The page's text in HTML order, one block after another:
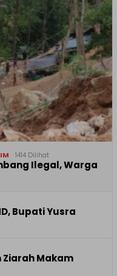
1414 Dilihat
Ilegal, Warga
Bupati Yusra
Ziarah Makam